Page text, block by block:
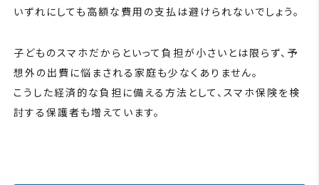
いずれにしても高額な費用の支払は避けられないでしょう。
子どものスマホだからといって負担が小さいとは限らず、予
想外の出費に悩まされる家庭も少なくありません。
こうした経済的な負担に備える方法として、スマホ保険を検
討する保護者も増えています。